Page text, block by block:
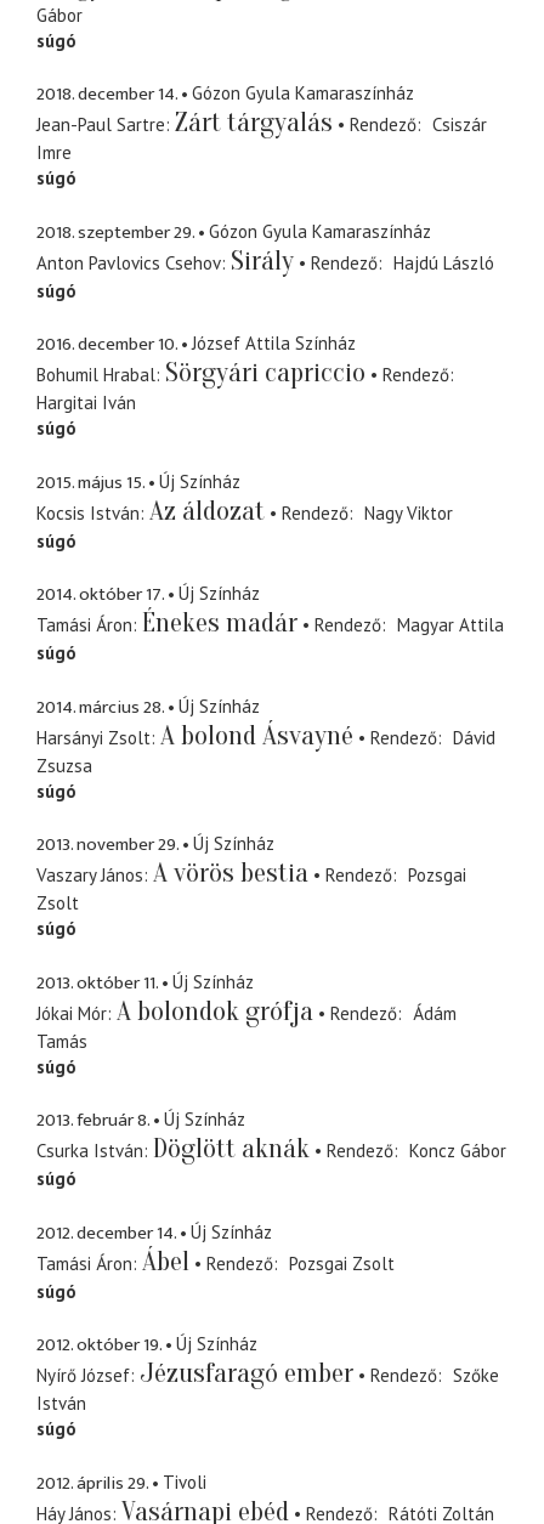
Gábor
súgó
2018. december 14.
Gózon Gyula Kamaraszínház
Jean-Paul Sartre Zárt tárgyalás Rendező
Csiszár
Imre
súgó
2018. szeptember 29.
Gózon Gyula Kamaraszínház
Anton Pavlovics Csehov Sirály Rendező
Hajdú László
súgó
2016. december 10.
József Attila Színház
Bohumil Hrabal Sörgyári capriccio
Rendező
Hargitai Iván
súgó
2015. május 15.
Új Színház
Kocsis István Az áldozat Rendező
Nagy Viktor
súgó
2014. október 17.
Új Színház
Tamási Áron Énekes madár Rendező
Magyar Attila
súgó
2014. március 28.
Új Színház
Harsányi Zsolt A bolond Ásvayné Rendező
Dávid
Zsuzsa
súgó
2013. november 29.
Új Színház
Vaszary János A vörös bestia Rendező
Pozsgai
Zsolt
súgó
2013. október 11.
Új Színház
Jókai Mór A bolondok grófja Rendező
Ádám
Tamás
súgó
2013. február 8.
Új Színház
Csurka István Döglött aknák Rendező
Koncz Gábor
súgó
2012. december 14.
Új Színház
Tamási Áron Ábel Rendező
Pozsgai Zsolt
súgó
2012. október 19.
Új Színház
Nyírő József Jézusfaragó ember Rendező
Szőke
István
súgó
2012. április 29.
Tivoli
Háy János Vasárnapi ebéd Rendező Rátóti Zoltán